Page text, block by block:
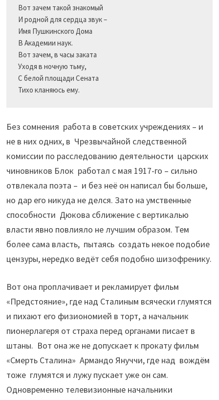
Вот зачем такой знакомый
И родной для сердца звук –
Имя Пушкинского Дома
В Академии наук.
Вот зачем, в часы заката
Уходя в ночную тьму,
С белой площади Сената
Без сомнения работа в советских учреждениях – и
не в них одних, в Чрезвычайной следственной
комиссии по расследованию деятельности царских
чиновников Блок работал с мая 1917-го – сильно
отвлекала поэта – и без неё он написал бы больше,
но дар его никуда не делся. Зато на умственные
способности Дюкова сближение с вертикалью
власти явно повлияло не лучшим образом. Тем
более сама власть, пытаясь создать некое подобие
цензуры, нередко ведёт себя подобно шизофренику.
Вот она проплачивает и рекламирует фильм
«Предстояние», где над Сталиным всячески глумятся
и пихают его физиономией в торт, а начальник
пионерлагеря от страха перед органами писает в
штаны. Вот она же не допускает к прокату фильм
«Смерть Сталина» Армандо Януччи, где над вождём
тоже глумятся и лужу пускает уже он сам.
Одновременно телевизионные начальники